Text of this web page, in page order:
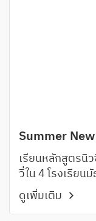
Summer
เรียนหลักสูตรนิ
วี่ใน 4 โรงเรียน
ดูเพิ่มเติม